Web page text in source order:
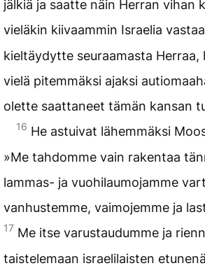
jälkiä ja saatte näin Herran vihan
vieläkin kiivaammin Israelia
kieltäydytte seuraamasta Herraa,
vielä pitemmäksi ajaksi
olette saattaneet tämän kansan
16 He astuivat lähemmäksi
»Me tahdomme vain rakentaa
lammas- ja vuohilaumojamme
vanhustemme, vaimojemme ja
17 Me itse varustaudumme ja
taistelemaan israelilaisten